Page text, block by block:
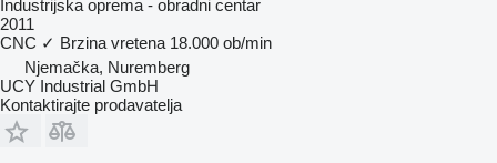
Industrijska oprema - obradni centar
2011
CNC ✓ Brzina vretena 18.000 ob/min
Njemačka, Nuremberg
UCY Industrial GmbH
Kontaktirajte prodavatelja